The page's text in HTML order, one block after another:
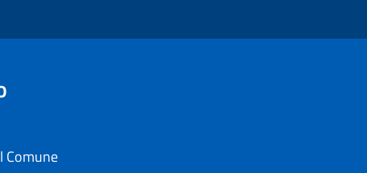
Comune